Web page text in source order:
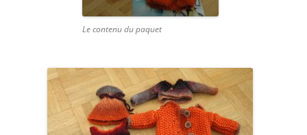
Le contenu du paquet